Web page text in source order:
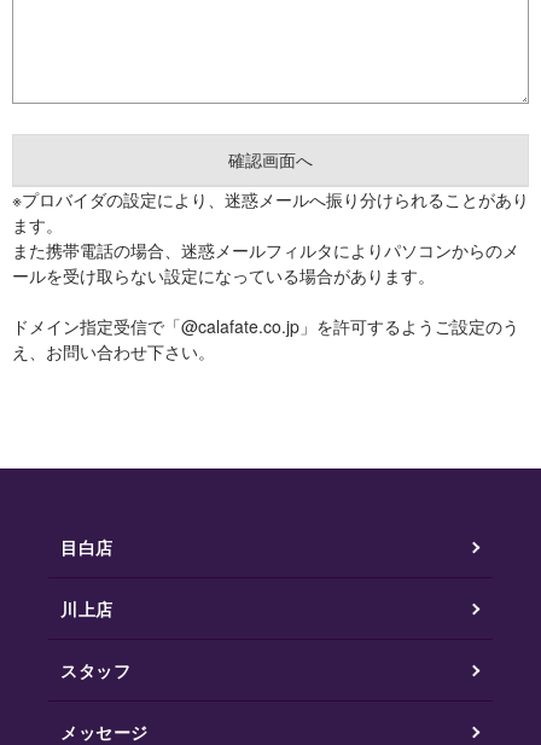
※プロバイダの設定により、迷惑メールへ振り分けられることがあり
ます。
また携帯電話の場合、迷惑メールフィルタによりパソコンからのメ
ールを受け取らない設定になっている場合があります。
ドメイン指定受信で「@calafate.co.jp」を許可するようご設定のう
え、お問い合わせ下さい。
目白店
川上店
スタッフ
メッセージ